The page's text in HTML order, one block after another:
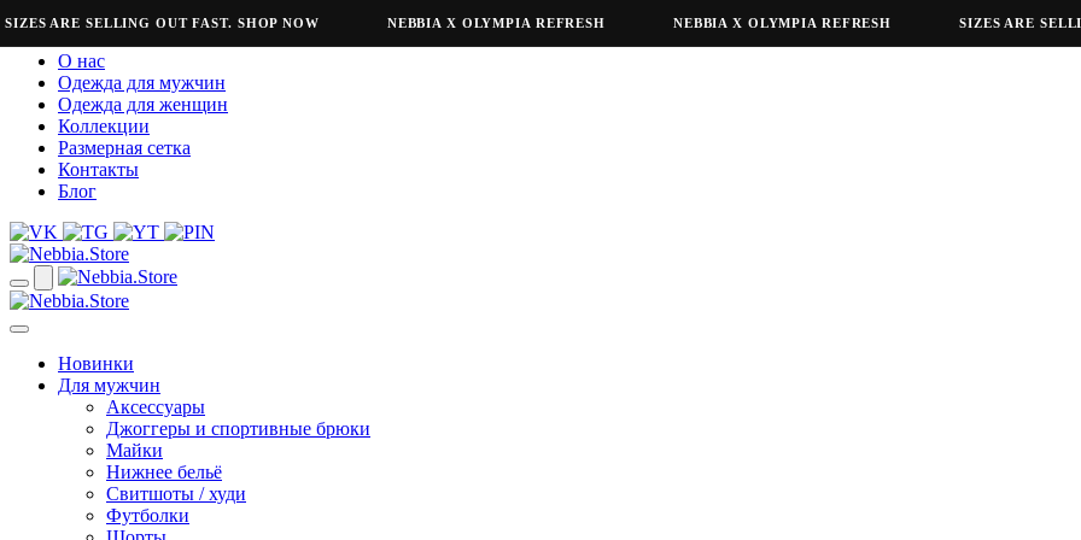
ARE SELLING OUT FAST. SHOP NOW NEBBIA X OLYMPIA REFRESH NEBBIA X OLYMPIA REFRESH SIZES ARE
О нас
Одежда для мужчин
Одежда для женщин
Коллекции
Размерная сетка
Контакты
Блог
Новинки
Для мужчин
Аксессуары
Джоггеры и спортивные брюки
Майки
Нижнее бельё
Свитшоты / худи
Футболки